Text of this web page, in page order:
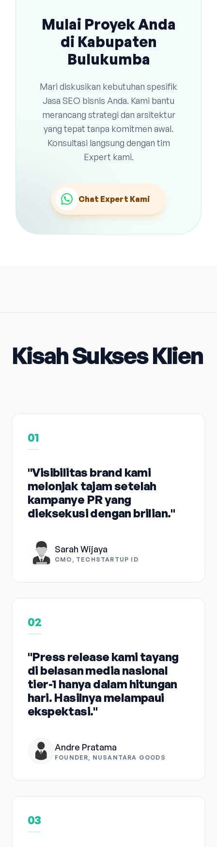
Mulai Proyek Anda
di Kabupaten
Bulukumba
Mari diskusikan kebutuhan spesifik
Jasa SEO bisnis Anda. Kami bantu
merancang strategi dan arsitektur
yang tepat tanpa komitmen awal.
Konsultasi langsung dengan tim
Expert kami.
Chat Expert Kami
Kisah Sukses Klien
01
"Visibilitas brand kami
melonjak tajam setelah
kampanye PR yang
dieksekusi dengan brilian."
Sarah Wijaya
CMO, TECHSTARTUP ID
02
"Press release kami tayang
di belasan media nasional
tier-1 hanya dalam hitungan
hari. Hasilnya melampaui
ekspektasi."
Andre Pratama
FOUNDER, NUSANTARA GOODS
03